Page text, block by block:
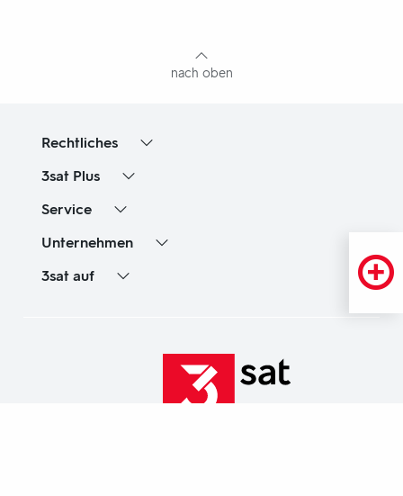
nach oben
Rechtliches
3sat Plus
Service
Unternehmen
3sat auf